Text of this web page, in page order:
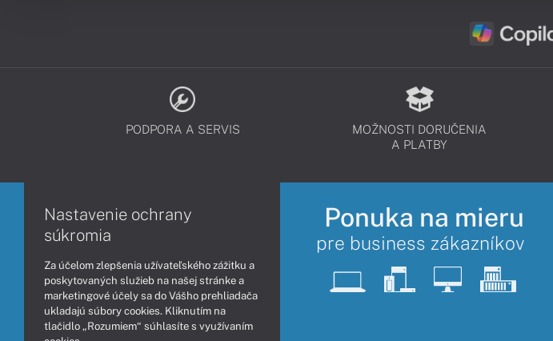
PODPORA A SERVIS
MOŽNOSTI DORUČENIA
A PLATBY
Ponuka na mieru
pre business zákazníkov
Nastavenie ochrany
súkromia
Za účelom zlepšenia užívateľského zážitku a
poskytovaných služieb na našej stránke a
marketingové účely sa do Vášho prehliadača
ukladajú súbory cookies. Kliknutím na
tlačidlo „Rozumiem“ súhlasíte s využívaním